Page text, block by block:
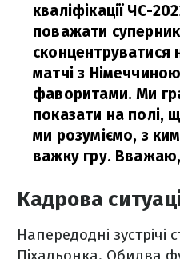
кваліфікації ЧС-
поважати
сконцентруватися
матчі з
фаворитами. Ми
показати на полі,
ми розуміємо, з
важку гру. Вважаю,
Кадрова
Напередодні